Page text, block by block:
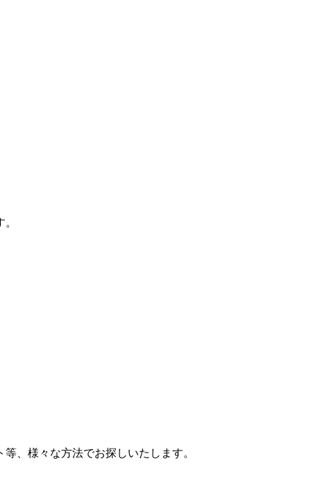
、様々な方法でお探しいたします。